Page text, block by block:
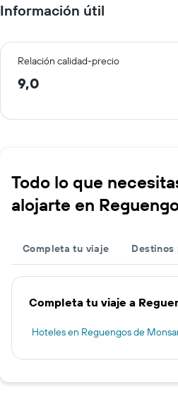
Información útil
Relación calidad-precio
9,0
Todo lo que
alojarte en
Completa tu viaje Destinos
Completa tu viaje a
Hoteles en Reguengos de